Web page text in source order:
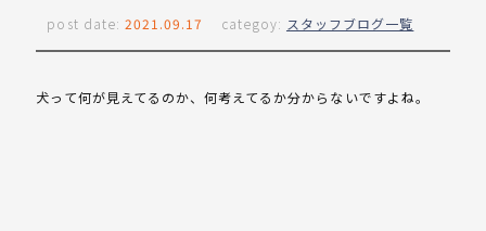
post date: 2021.09.17 categoy: スタッフブログ一覧
犬って何が見えてるのか、何考えてるか分からないですよね。